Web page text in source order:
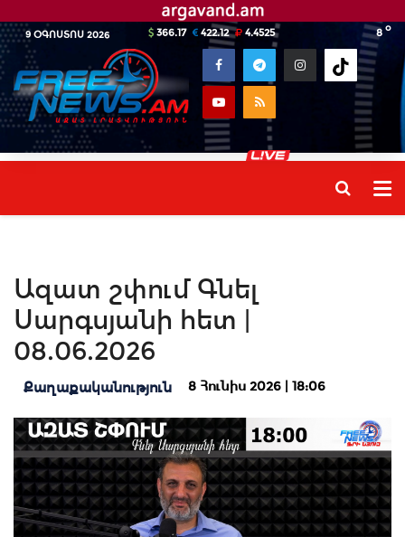
9 ՕԳՈՍՏՈՍ 2026 8 o
366.17 422.12 4.4525
Ազատ շփում Գնել
Սարգսյանի հետ |
08.06.2026
Քաղաքականություն 8 Հունիս 2026 | 18:06